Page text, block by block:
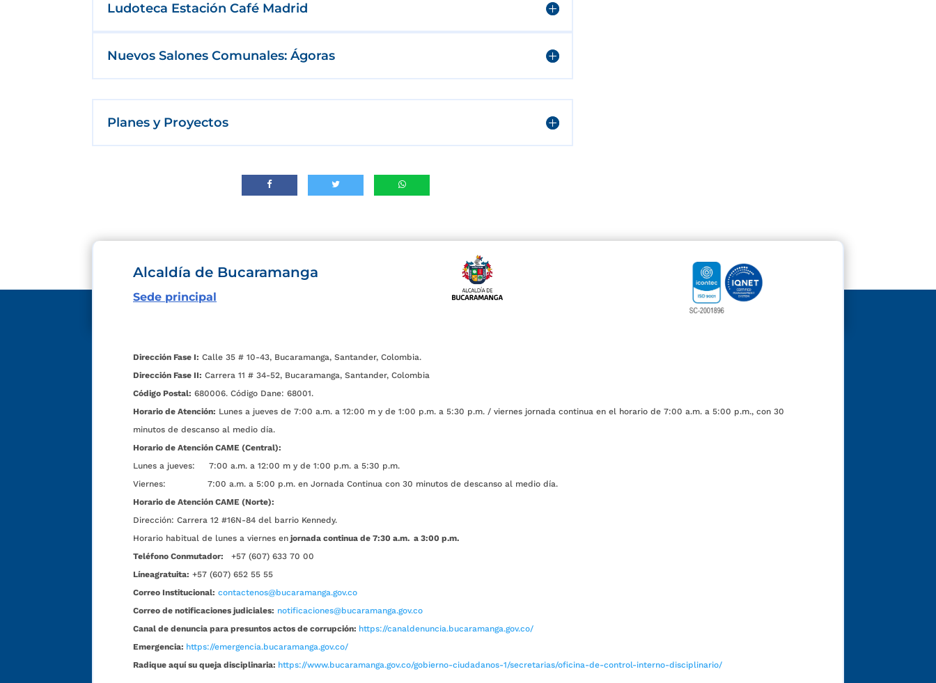
Ludoteca Estación Café Madrid
Nuevos Salones Comunales: Ágoras
Planes y Proyectos
Alcaldía de Bucaramanga
Sede principal
Dirección Fase I: Calle 35 # 10-43, Bucaramanga, Santander, Colombia.
Dirección Fase II: Carrera 11 # 34-52, Bucaramanga, Santander, Colombia
Código Postal: 680006. Código Dane: 68001.
Horario de Atención: Lunes a jueves de 7:00 a.m. a 12:00 m y de 1:00 p.m. a 5:30 p.m. / viernes jornada continua en el horario de 7:00 a.m. a 5:00 p.m., con 30
minutos de descanso al medio día.
Horario de Atención CAME (Central):
Lunes a jueves: 7:00 a.m. a 12:00 m y de 1:00 p.m. a 5:30 p.m.
Viernes: 7:00 a.m. a 5:00 p.m. en Jornada Continua con 30 minutos de descanso al medio día.
Horario de Atención CAME (Norte):
Dirección: Carrera 12 #16N-84 del barrio Kennedy.
Horario habitual de lunes a viernes en jornada continua de 7:30 a.m. a 3:00 p.m.
Teléfono Conmutador:
+57 (607) 633 70 00
Líneagratuita: +57 (607) 652 55 55
Correo Institucional: contactenos@bucaramanga.gov.co
Correo de notificaciones judiciales: notificaciones@bucaramanga.gov.co
Canal de denuncia para presuntos actos de corrupción: https://canaldenuncia.bucaramanga.gov.co/
Emergencia: https://emergencia.bucaramanga.gov.co/
Radique aquí su queja disciplinaria: https://www.bucaramanga.gov.co/gobierno-ciudadanos-1/secretarias/oficina-de-control-interno-disciplinario/